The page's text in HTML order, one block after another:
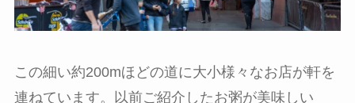
この細い約200mほどの道に大小様々なお店が軒を
連ねています。以前ご紹介したお粥が美味しい